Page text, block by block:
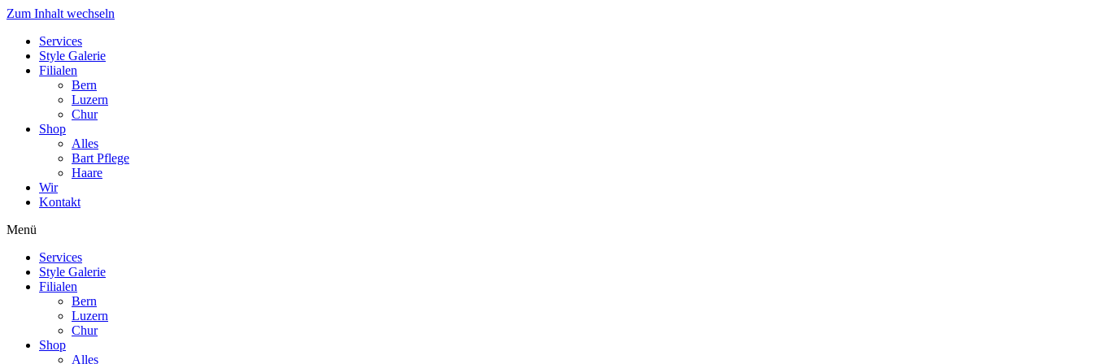
Zum Inhalt wechseln
Services
Style Galerie
Filialen
Bern
Luzern
Chur
Shop
Alles
Bart Pflege
Haare
Wir
Kontakt
Menü
Services
Style Galerie
Filialen
Bern
Luzern
Chur
Shop
Alles